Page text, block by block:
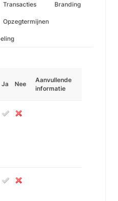
Transacties Branding
Opzegtermijnen
Ja Nee
Aanvullende
informatie